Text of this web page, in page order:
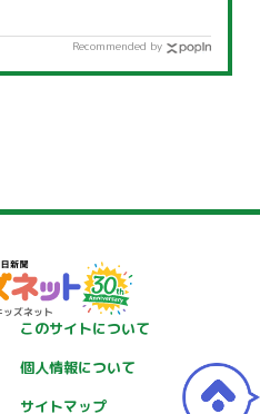
Recommended by
このサイトについて
個人情報について
サイトマップ